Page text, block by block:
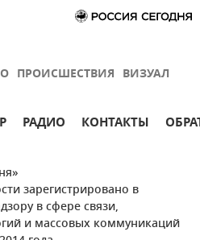
ПРОИСШЕСТВИЯ ВИЗУАЛ
РАДИО КОНТАКТЫ
зарегистрировано в
в сфере связи,
и массовых коммуникаций